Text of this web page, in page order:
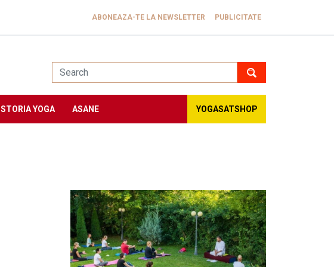
ABONEAZA-TE LA NEWSLETTER PUBLICITATE
ISTORIA YOGA ASANE YOGASATSHOP
Image